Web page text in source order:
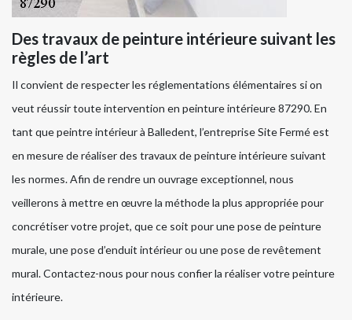
Des travaux de peinture intérieure suivant les
règles de l’art
Il convient de respecter les réglementations élémentaires si on
veut réussir toute intervention en peinture intérieure 87290. En
tant que peintre intérieur à Balledent, l’entreprise Site Fermé est
en mesure de réaliser des travaux de peinture intérieure suivant
les normes. Afin de rendre un ouvrage exceptionnel, nous
veillerons à mettre en œuvre la méthode la plus appropriée pour
concrétiser votre projet, que ce soit pour une pose de peinture
murale, une pose d’enduit intérieur ou une pose de revêtement
mural. Contactez-nous pour nous confier la réaliser votre peinture
intérieure.